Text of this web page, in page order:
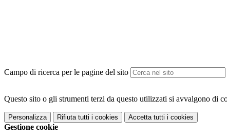
Campo di ricerca per le pagine del sito
Questo sito o gli strumenti terzi da questo utilizzati si avvalgono di
Personalizza Rifiuta tutti i cookies Accetta tutti i cookies
Gestione cookie